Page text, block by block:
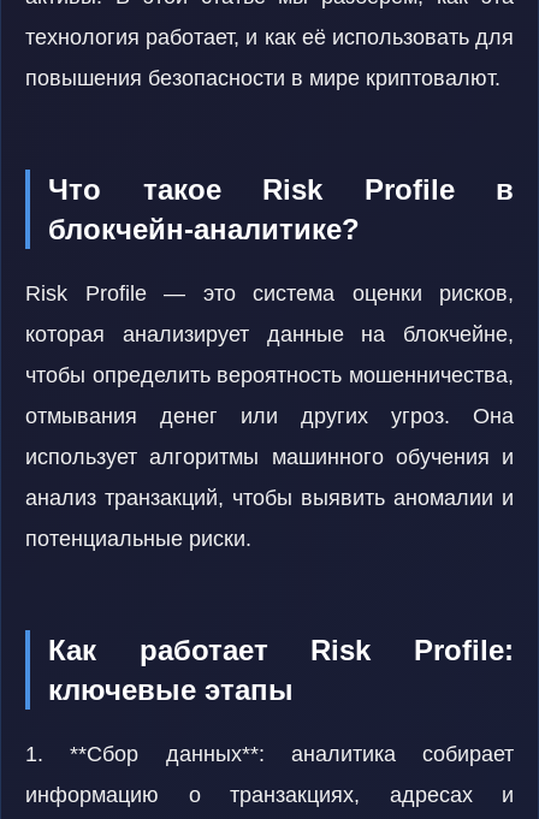
технология работает, и как её использовать для
повышения безопасности в мире криптовалют.
Что такое Risk Profile в
блокчейн-аналитике?
Risk Profile — это система оценки рисков,
которая анализирует данные на блокчейне,
чтобы определить вероятность мошенничества,
отмывания денег или других угроз. Она
использует алгоритмы машинного обучения и
анализ транзакций, чтобы выявить аномалии и
потенциальные риски.
Как работает Risk Profile:
ключевые этапы
1. **Сбор данных**: аналитика собирает
информацию о транзакциях, адресах и